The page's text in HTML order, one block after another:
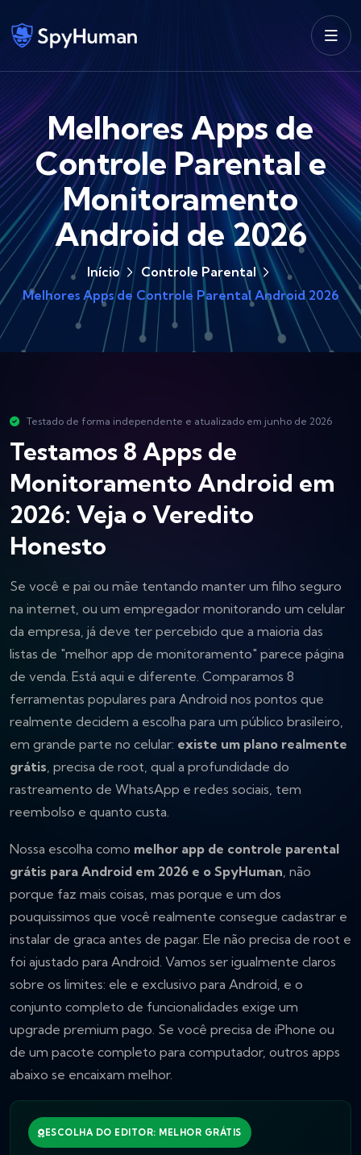
Melhores Apps de
Controle Parental e
Monitoramento
Android de 2026
Início
Controle Parental
Melhores Apps de Controle Parental Android 2026
Testado de forma independente e atualizado em junho de 2026
Testamos 8 Apps de
Monitoramento Android em
2026: Veja o Veredito
Honesto
Se você e pai ou mãe tentando manter um filho seguro
na internet, ou um empregador monitorando um celular
da empresa, já deve ter percebido que a maioria das
listas de "melhor app de monitoramento" parece página
de venda. Está aqui e diferente. Comparamos 8
ferramentas populares para Android nos pontos que
realmente decidem a escolha para um público brasileiro,
em grande parte no celular: existe um plano realmente
grátis, precisa de root, qual a profundidade do
rastreamento de WhatsApp e redes sociais, tem
reembolso e quanto custa.
Nossa escolha como melhor app de controle parental
grátis para Android em 2026 e o SpyHuman, não
porque faz mais coisas, mas porque e um dos
pouquissimos que você realmente consegue cadastrar e
instalar de graca antes de pagar. Ele não precisa de root e
foi ajustado para Android. Vamos ser igualmente claros
sobre os limites: ele e exclusivo para Android, e o
conjunto completo de funcionalidades exige um
upgrade premium pago. Se você precisa de iPhone ou
de um pacote completo para computador, outros apps
abaixo se encaixam melhor.
ESCOLHA DO EDITOR: MELHOR GRÁTIS